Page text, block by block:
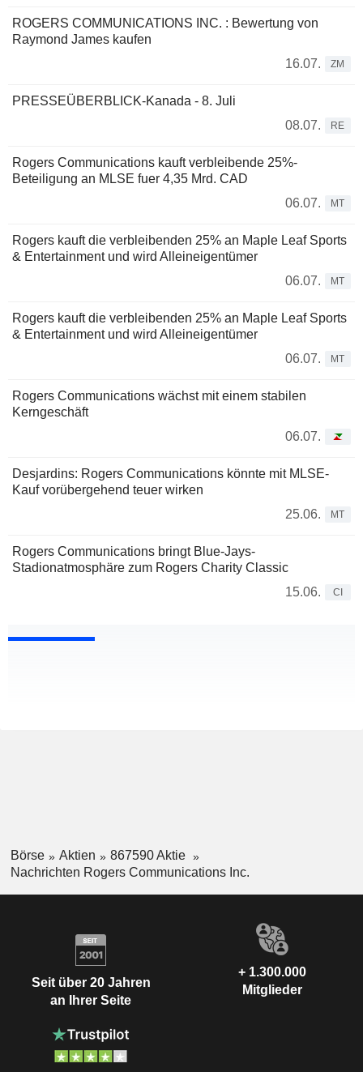
ROGERS COMMUNICATIONS INC. : Bewertung von
Raymond James kaufen
16.07.
ZM
PRESSEÜBERBLICK-Kanada - 8. Juli
08.07.
RE
Rogers Communications kauft verbleibende 25%-
Beteiligung an MLSE fuer 4,35 Mrd. CAD
06.07.
MT
Rogers kauft die verbleibenden 25% an Maple Leaf Sports
& Entertainment und wird Alleineigentümer
06.07.
MT
Rogers kauft die verbleibenden 25% an Maple Leaf Sports
& Entertainment und wird Alleineigentümer
06.07.
MT
Rogers Communications wächst mit einem stabilen
Kerngeschäft
06.07.
Desjardins: Rogers Communications könnte mit MLSE-
Kauf vorübergehend teuer wirken
25.06.
MT
Rogers Communications bringt Blue-Jays-
Stadionatmosphäre zum Rogers Charity Classic
15.06.
CI
Börse Aktien
867590 Aktie
Nachrichten Rogers Communications Inc.
Seit über 20 Jahren
an Ihrer Seite
+ 1.300.000
Mitglieder